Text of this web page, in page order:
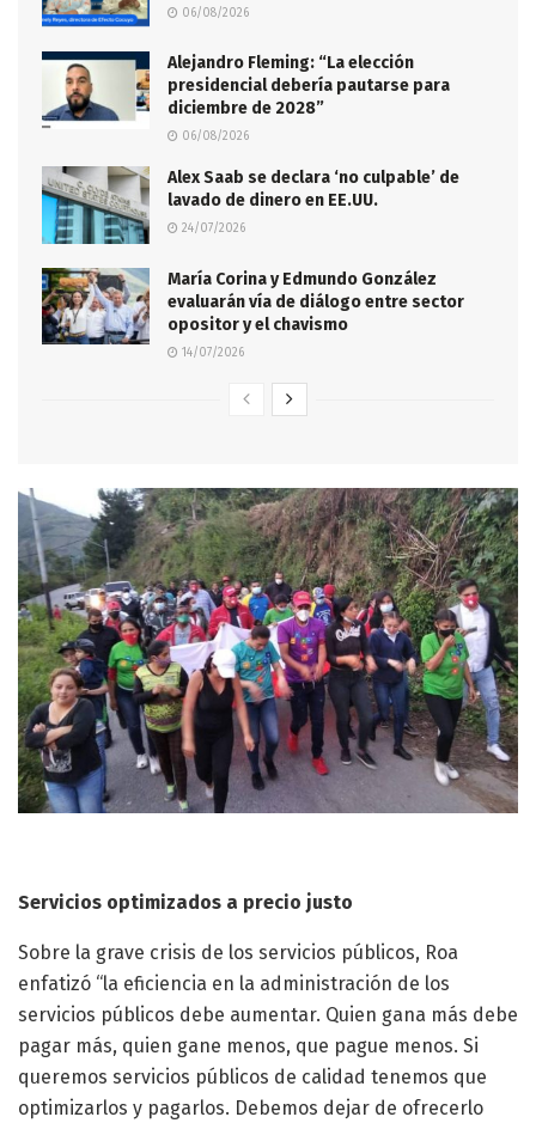
06/08/2026
Alejandro Fleming: “La elección
presidencial debería pautarse para
diciembre de 2028”
06/08/2026
Alex Saab se declara ‘no culpable’ de
lavado de dinero en EE.UU.
24/07/2026
María Corina y Edmundo González
evaluarán vía de diálogo entre sector
opositor y el chavismo
14/07/2026
Servicios optimizados a precio justo
Sobre la grave crisis de los servicios públicos, Roa
enfatizó “la eficiencia en la administración de los
servicios públicos debe aumentar. Quien gana más debe
pagar más, quien gane menos, que pague menos. Si
queremos servicios públicos de calidad tenemos que
optimizarlos y pagarlos. Debemos dejar de ofrecerlo